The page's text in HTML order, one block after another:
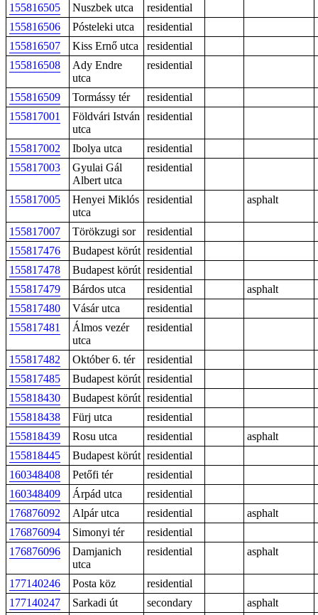
155816505 Nuszbek utca
residential
155816506
Pósteleki utca
residential
155816507
Kiss Ernő utca
residential
155816508
Ady Endre
utca
residential
155816509 Tormássy tér
residential
155817001
Földvári István
utca
residential
155817002 Ibolya utca
residential
155817003
Gyulai Gál
Albert utca
residential
155817005
Henyei Miklós
utca
residential asphalt
155817007 Törökzugi sor
residential
155817476
Budapest körút residential
155817478
Budapest körút residential
155817479
Bárdos utca residential
asphalt
155817480
Vásár utca
residential
155817481
Álmos vezér
utca
residential
155817482 Október 6. tér
residential
155817485
Budapest körút residential
155818430
Budapest körút residential
155818438
Fürj utca
residential
155818439
Rosu utca residential
asphalt
155818445
Budapest körút residential
160348408
Petőfi tér
residential
160348409
Árpád utca
residential
176876092
Alpár utca residential
asphalt
176876094
Simonyi tér
residential
176876096
Damjanich
utca
residential asphalt
177140246 Posta köz
residential
177140247
Sarkadi út secondary
asphalt